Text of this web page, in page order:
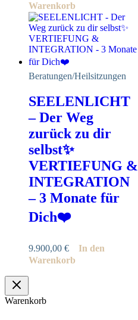
Warenkorb
Beratungen/Heilsitzungen
SEELENLICHT
– Der Weg
zurück zu dir
selbst✨
VERTIEFUNG &
INTEGRATION
– 3 Monate für
Dich❤️
9.900,00 €
In den
Warenkorb
Warenkorb